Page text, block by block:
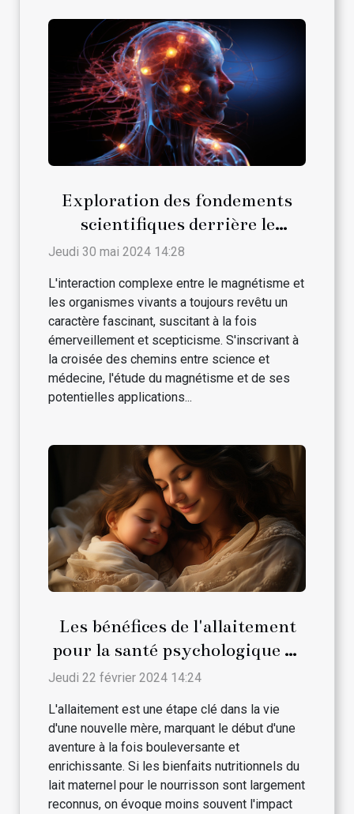
Exploration des fondements
scientifiques derrière le
magnétisme et son interaction
conventionnels
Jeudi 30 mai 2024 14:28
L'interaction complexe entre le magnétisme et
les organismes vivants a toujours revêtu un
caractère fascinant, suscitant à la fois
émerveillement et scepticisme. S'inscrivant à
la croisée des chemins entre science et
médecine, l'étude du magnétisme et de ses
potentielles applications...
Les bénéfices de l'allaitement
pour la santé psychologique de
la maman
Jeudi 22 février 2024 14:24
L'allaitement est une étape clé dans la vie
d'une nouvelle mère, marquant le début d'une
aventure à la fois bouleversante et
enrichissante. Si les bienfaits nutritionnels du
lait maternel pour le nourrisson sont largement
reconnus, on évoque moins souvent l'impact